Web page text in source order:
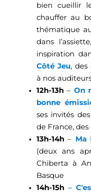
bien cueillir
chauffer au
thématique
dans
inspiration
Côté Jeu, des
à nos
12h-13h – On
bonne
ses invités
de France,
13h-14h – Ma
(deux ans
Chiberta à
Basque
14h-15h –